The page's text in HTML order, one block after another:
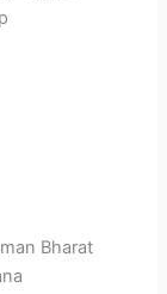
Bharat